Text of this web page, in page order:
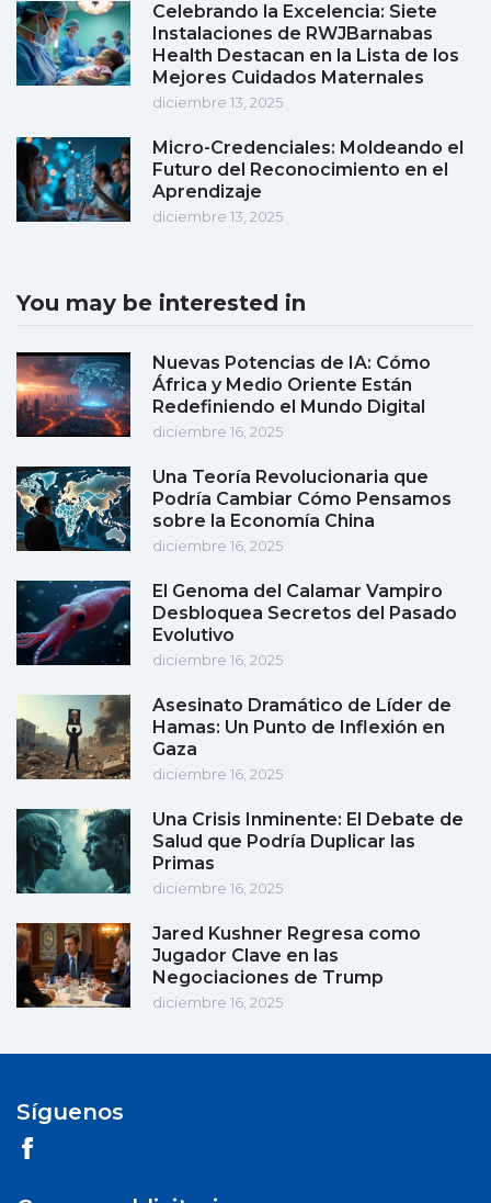
Celebrando la Excelencia: Siete
Instalaciones de RWJBarnabas
Health Destacan en la Lista de los
Mejores Cuidados Maternales
diciembre 13, 2025
Micro-Credenciales: Moldeando el
Futuro del Reconocimiento en el
Aprendizaje
diciembre 13, 2025
You may be interested in
Nuevas Potencias de IA: Cómo
África y Medio Oriente Están
Redefiniendo el Mundo Digital
diciembre 16, 2025
Una Teoría Revolucionaria que
Podría Cambiar Cómo Pensamos
sobre la Economía China
diciembre 16, 2025
El Genoma del Calamar Vampiro
Desbloquea Secretos del Pasado
Evolutivo
diciembre 16, 2025
Asesinato Dramático de Líder de
Hamas: Un Punto de Inflexión en
Gaza
diciembre 16, 2025
Una Crisis Inminente: El Debate de
Salud que Podría Duplicar las
Primas
diciembre 16, 2025
Jared Kushner Regresa como
Jugador Clave en las
Negociaciones de Trump
diciembre 16, 2025
Síguenos